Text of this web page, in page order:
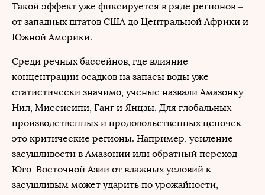
Такой эффект уже фиксируется в ряде регионов –
от западных штатов США до Центральной Африки и
Южной Америки.
Среди речных бассейнов, где влияние
концентрации осадков на запасы воды уже
статистически значимо, ученые назвали Амазонку,
Нил, Миссисипи, Ганг и Янцзы. Для глобальных
производственных и продовольственных цепочек
это критические регионы. Например, усиление
засушливости в Амазонии или обратный переход
Юго-Восточной Азии от влажных условий к
засушливым может ударить по урожайности,